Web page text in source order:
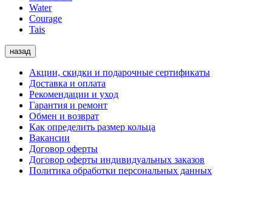
Water
Courage
Tais
назад
Акции, скидки и подарочные сертификаты
Доставка и оплата
Рекомендации и уход
Гарантия и ремонт
Обмен и возврат
Как определить размер кольца
Вакансии
Договор оферты
Договор оферты индивидуальных заказов
Политика обработки персональных данных